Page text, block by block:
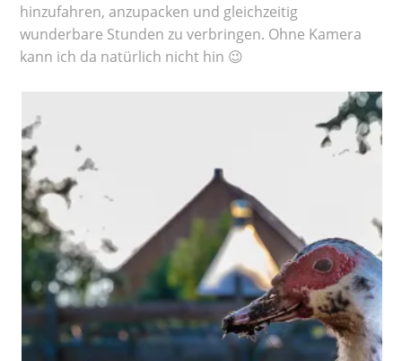
hinzufahren, anzupacken und gleichzeitig
wunderbare Stunden zu verbringen. Ohne Kamera
kann ich da natürlich nicht hin 😉